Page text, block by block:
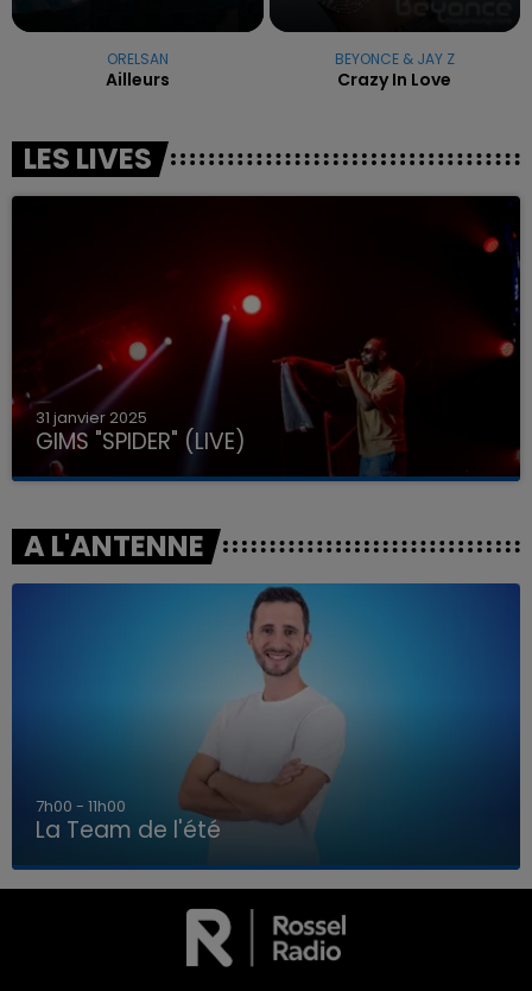
LA TEAM DE L'ÉTÉ
ORELSAN
Ailleurs
BEYONCE & JAY Z
Crazy In Love
LES LIVES
31 janvier 2025
GIMS "SPIDER" (LIVE)
A L'ANTENNE
7h00 - 11h00
La Team de l'été